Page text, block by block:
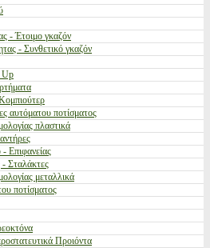
- Έτοιμο γκαζόν
- Συνθετικό γκαζόν
Up
αυτόματου ποτίσματος
πλαστικά
Επιφανείας
Σταλάκτες
μεταλλικά
ποτίσματος
Προιόντα